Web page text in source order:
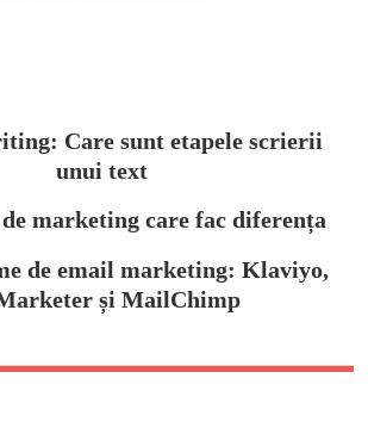
Care sunt etapele scrierii
unui text
marketing care fac diferența
de email marketing: Klaviyo,
și MailChimp